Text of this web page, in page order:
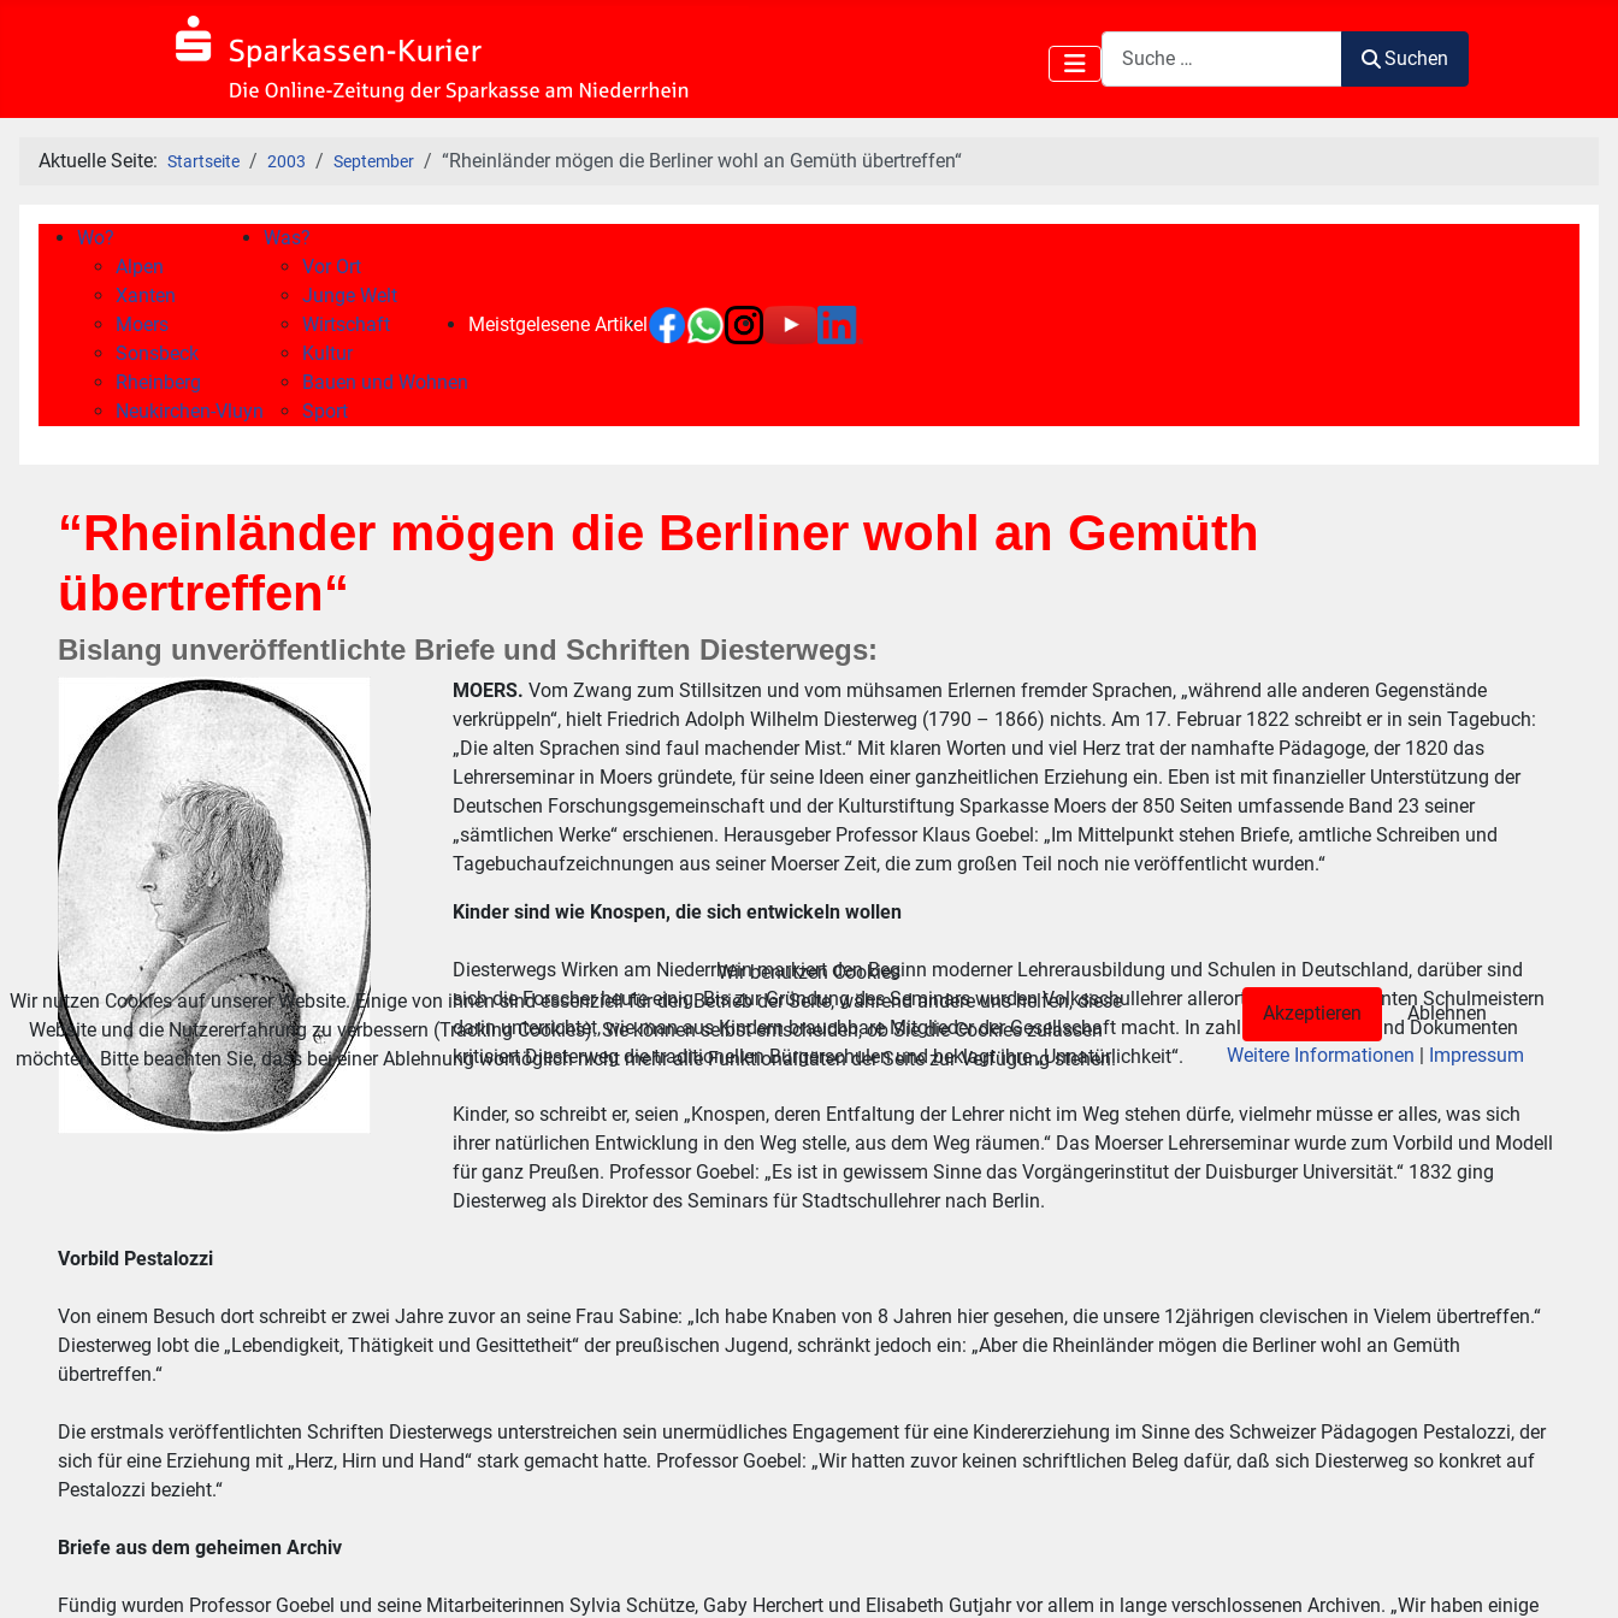
Suchen
Suchen
Aktuelle Seite: Startseite 2003 September “Rheinländer mögen die Berliner wohl an Gemüth übertreffen“
Wo?
Alpen
Xanten
Moers
Sonsbeck
Rheinberg
Neukirchen-Vluyn
Was?
Vor Ort
Junge Welt
Wirtschaft
Kultur
Bauen und Wohnen
Sport
Meistgelesene Artikel
“Rheinländer mögen die Berliner wohl an Gemüth
übertreffen“
Bislang unveröffentlichte Briefe und Schriften Diesterwegs:
MOERS. Vom Zwang zum Stillsitzen und vom mühsamen Erlernen fremder Sprachen, „während alle anderen Gegenstände
verkrüppeln“, hielt Friedrich Adolph Wilhelm Diesterweg (1790 – 1866) nichts. Am 17. Februar 1822 schreibt er in sein Tagebuch:
„Die alten Sprachen sind faul machender Mist.“ Mit klaren Worten und viel Herz trat der namhafte Pädagoge, der 1820 das
Lehrerseminar in Moers gründete, für seine Ideen einer ganzheitlichen Erziehung ein. Eben ist mit finanzieller Unterstützung der
Deutschen Forschungsgemeinschaft und der Kulturstiftung Sparkasse Moers der 850 Seiten umfassende Band 23 seiner
„sämtlichen Werke“ erschienen. Herausgeber Professor Klaus Goebel: „Im Mittelpunkt stehen Briefe, amtliche Schreiben und
Tagebuchaufzeichnungen aus seiner Moerser Zeit, die zum großen Teil noch nie veröffentlicht wurden.“
Kinder sind wie Knospen, die sich entwickeln wollen
Diesterwegs Wirken am Niederrhein markiert den Beginn moderner Lehrerausbildung und Schulen in Deutschland, darüber sind
sich die Forscher heute einig. Bis zur Gründung des Seminars wurden Volksschullehrer allerorten von sogenannten Schulmeistern
darin unterrichtet, wie man aus Kindern brauchbare Mitglieder der Gesellschaft macht. In zahlreichen Briefen und Dokumenten
kritisiert Diesterweg die traditionellen Bürgerschulen und beklagt ihre „Unnatürlichkeit“.
Kinder, so schreibt er, seien „Knospen, deren Entfaltung der Lehrer nicht im Weg stehen dürfe, vielmehr müsse er alles, was sich
ihrer natürlichen Entwicklung in den Weg stelle, aus dem Weg räumen.“ Das Moerser Lehrerseminar wurde zum Vorbild und Modell
für ganz Preußen. Professor Goebel: „Es ist in gewissem Sinne das Vorgängerinstitut der Duisburger Universität.“ 1832 ging
Diesterweg als Direktor des Seminars für Stadtschullehrer nach Berlin.
Vorbild Pestalozzi
Von einem Besuch dort schreibt er zwei Jahre zuvor an seine Frau Sabine: „Ich habe Knaben von 8 Jahren hier gesehen, die unsere 12jährigen clevischen in Vielem übertreffen.“
Diesterweg lobt die „Lebendigkeit, Thätigkeit und Gesittetheit“ der preußischen Jugend, schränkt jedoch ein: „Aber die Rheinländer mögen die Berliner wohl an Gemüth
übertreffen.“
Die erstmals veröffentlichten Schriften Diesterwegs unterstreichen sein unermüdliches Engagement für eine Kindererziehung im Sinne des Schweizer Pädagogen Pestalozzi, der
sich für eine Erziehung mit „Herz, Hirn und Hand“ stark gemacht hatte. Professor Goebel: „Wir hatten zuvor keinen schriftlichen Beleg dafür, daß sich Diesterweg so konkret auf
Pestalozzi bezieht.“
Briefe aus dem geheimen Archiv
Fündig wurden Professor Goebel und seine Mitarbeiterinnen Sylvia Schütze, Gaby Herchert und Elisabeth Gutjahr vor allem in lange verschlossenen Archiven. „Wir haben einige
Wir benutzen Cookies
Wir nutzen Cookies auf unserer Website. Einige von ihnen sind essenziell für den Betrieb der Seite, während andere uns helfen, diese
Website und die Nutzererfahrung zu verbessern (Tracking Cookies). Sie können selbst entscheiden, ob Sie die Cookies zulassen
möchten. Bitte beachten Sie, dass bei einer Ablehnung womöglich nicht mehr alle Funktionalitäten der Seite zur Verfügung stehen.
Akzeptieren
Ablehnen
Weitere Informationen | Impressum